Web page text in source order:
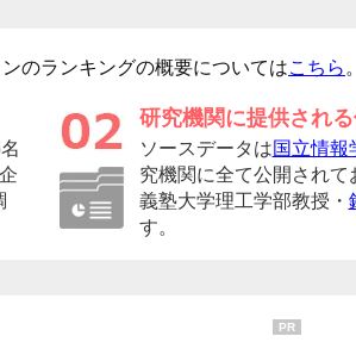
のランキングの概要についてはこちら 。
研究機関に提供され
ソースデータは国立情報
究機関に全て公開され
義塾大学理工学部教授・
す。
PR